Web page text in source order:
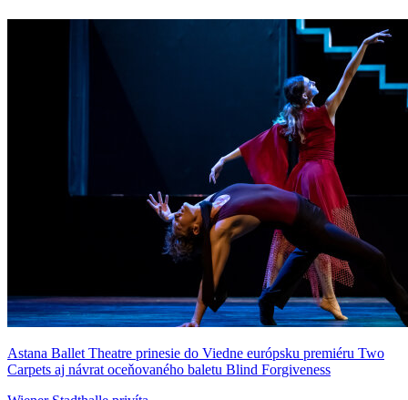
Astana Ballet Theatre prinesie do Viedne európsku premiéru Two
Carpets aj návrat oceňovaného baletu Blind Forgiveness